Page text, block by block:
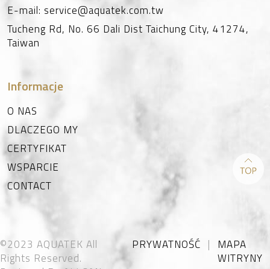
E-mail: service@aquatek.com.tw
Tucheng Rd, No. 66 Dali Dist Taichung City, 41274,
Taiwan
Informacje
O NAS
DLACZEGO MY
CERTYFIKAT
WSPARCIE
CONTACT
©2023 AQUATEK All
Rights Reserved.
PRYWATNOŚĆ | MAPA
WITRYNY